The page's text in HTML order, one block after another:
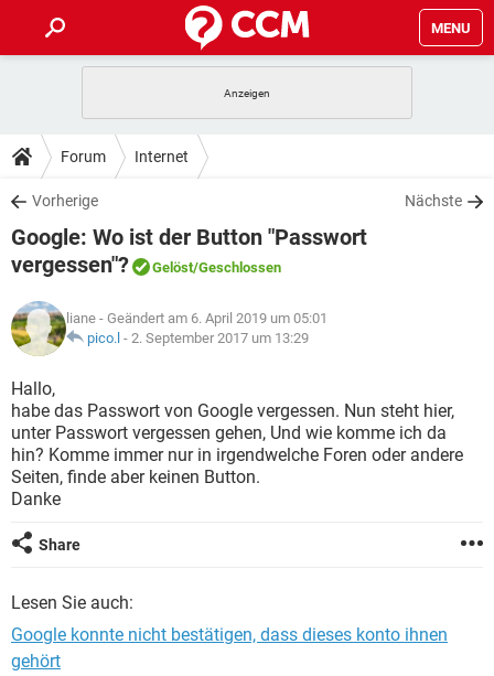
MENU
ANDROID
WINDOWS 10
WHATSAPP TIKTOK
FACEBOOK HARDWARE
TIPPS & TRICKS
SPIELE
WINDOWS 10
FACEBOOK HARDWARE
DOWNLOADS
SPIELE STREAMING
ANDROID IOS
WINDOWS 10 INSTAGRAM
WHATSAPP
FACEBOOK
FORUM
ANDROID IOS
WHATSAPP TIKTOK
FACEBOOK HARDWARE
LEXIKON
SPIELE
ANDROID
WINDOWS 10 INSTAGRAM
WHATSAPP TIKTOK
FACEBOOK
Forum Internet
Vorherige Nächste
Google: Wo ist der Button "Passwort
vergessen"?
Gelöst/Geschlossen
liane - Geändert am 6. April 2019 um 05:01
pico.l - 2. September 2017 um 13:29
Hallo,
habe das Passwort von Google vergessen. Nun steht hier,
unter Passwort vergessen gehen, Und wie komme ich da
hin? Komme immer nur in irgendwelche Foren oder andere
Seiten, finde aber keinen Button.
Danke
Share
Lesen Sie auch:
Google konnte nicht bestätigen, dass dieses konto ihnen
gehört